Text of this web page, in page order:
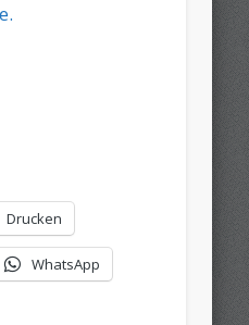
Drucken
WhatsApp